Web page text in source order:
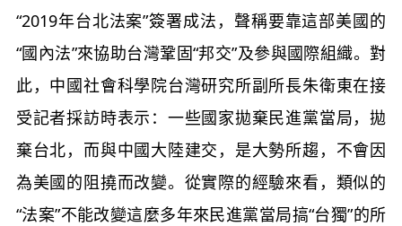
“2019年台北法案”簽署成法，聲稱要靠這部美國的
“國內法”來協助台灣鞏固“邦交”及參與國際組織。對
此，中國社會科學院台灣研究所副所長朱衛東在接
受記者採訪時表示：一些國家拋棄民進黨當局，拋
棄台北，而與中國大陸建交，是大勢所趨，不會因
為美國的阻撓而改變。從實際的經驗來看，類似的
“法案”不能改變這麼多年來民進黨當局搞“台獨”的所